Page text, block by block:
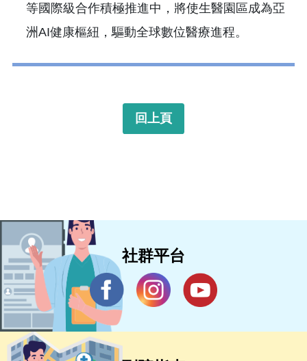
等國際級合作積極推進中，將使生醫園區成為亞
洲AI健康樞紐，驅動全球數位醫療進程。
回上頁
社群平台